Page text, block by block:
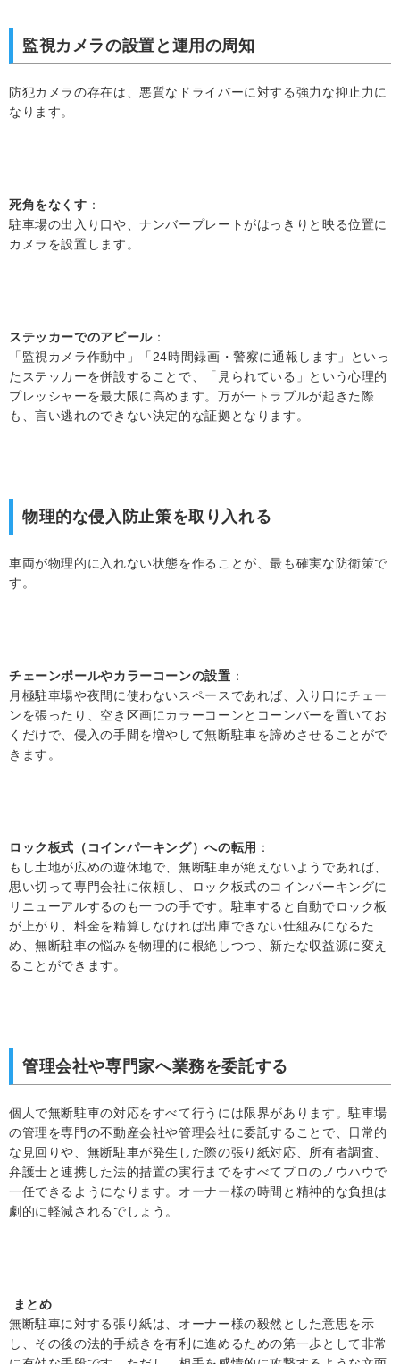
監視カメラの設置と運用の周知
防犯カメラの存在は、悪質なドライバーに対する強力な抑止力に
なります。
死角をなくす ：
駐車場の出入り口や、ナンバープレートがはっきりと映る位置に
カメラを設置します。
ステッカーでのアピール：
「監視カメラ作動中」「24時間録画・警察に通報します」といっ
たステッカーを併設することで、「見られている」という心理的
プレッシャーを最大限に高めます。万が一トラブルが起きた際
も、言い逃れのできない決定的な証拠となります。
物理的な侵入防止策を取り入れる
車両が物理的に入れない状態を作ることが、最も確実な防衛策で
す。
チェーンポールやカラーコーンの設置 ：
月極駐車場や夜間に使わないスペースであれば、入り口にチェー
ンを張ったり、空き区画にカラーコーンとコーンバーを置いてお
くだけで、侵入の手間を増やして無断駐車を諦めさせることがで
きます。
ロック板式（コインパーキング）への転用 ：
もし土地が広めの遊休地で、無断駐車が絶えないようであれば、
思い切って専門会社に依頼し、ロック板式のコインパーキングに
リニューアルするのも一つの手です。駐車すると自動でロック板
が上がり、料金を精算しなければ出庫できない仕組みになるた
め、無断駐車の悩みを物理的に根絶しつつ、新たな収益源に変え
ることができます。
管理会社や専門家へ業務を委託する
個人で無断駐車の対応をすべて行うには限界があります。駐車場
の管理を専門の不動産会社や管理会社に委託することで、日常的
な見回りや、無断駐車が発生した際の張り紙対応、所有者調査、
弁護士と連携した法的措置の実行までをすべてプロのノウハウで
一任できるようになります。オーナー様の時間と精神的な負担は
劇的に軽減されるでしょう。
まとめ
無断駐車に対する張り紙は、オーナー様の毅然とした意思を示
し、その後の法的手続きを有利に進めるための第一歩として非常